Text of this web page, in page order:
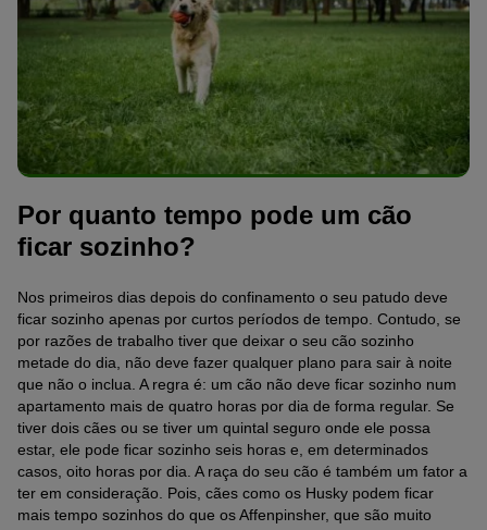
Por quanto tempo pode um cão
ficar sozinho?
Nos primeiros dias depois do confinamento o seu patudo deve
ficar sozinho apenas por curtos períodos de tempo. Contudo, se
por razões de trabalho tiver que deixar o seu cão sozinho
metade do dia, não deve fazer qualquer plano para sair à noite
que não o inclua. A regra é: um cão não deve ficar sozinho num
apartamento mais de quatro horas por dia de forma regular. Se
tiver dois cães ou se tiver um quintal seguro onde ele possa
estar, ele pode ficar sozinho seis horas e, em determinados
casos, oito horas por dia. A raça do seu cão é também um fator a
ter em consideração. Pois, cães como os Husky podem ficar
mais tempo sozinhos do que os Affenpinsher, que são muito